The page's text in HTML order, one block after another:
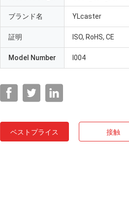
ブランド名 YLcaster
証明 ISO, RoHS, CE
Model Number I004
ベストプライス 接触